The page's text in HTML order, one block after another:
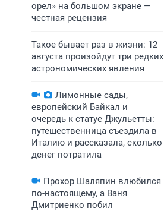
орел» на большом экране —
честная рецензия
Такое бывает раз в жизни: 12
августа произойдут три редких
астрономических явления
Лимонные сады,
европейский Байкал и
очередь к статуе Джульетты:
путешественница съездила в
Италию и рассказала, сколько
денег потратила
Прохор Шаляпин влюбился
по-настоящему, а Ваня
Дмитриенко побил